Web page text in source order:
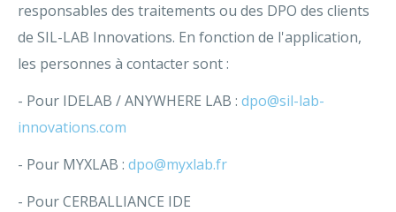
responsables des traitements ou des DPO des clients
de SIL-LAB Innovations. En fonction de l'application,
les personnes à contacter sont :
- Pour IDELAB / ANYWHERE LAB : dpo@sil-lab-
innovations.com
- Pour MYXLAB : dpo@myxlab.fr
- Pour CERBALLIANCE IDE